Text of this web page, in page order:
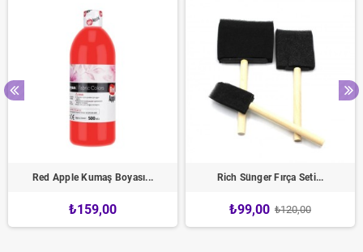
Red Apple Kumaş Boyası...
₺159,00
Rich Sünger Fırça Seti...
₺99,00 ₺120,00